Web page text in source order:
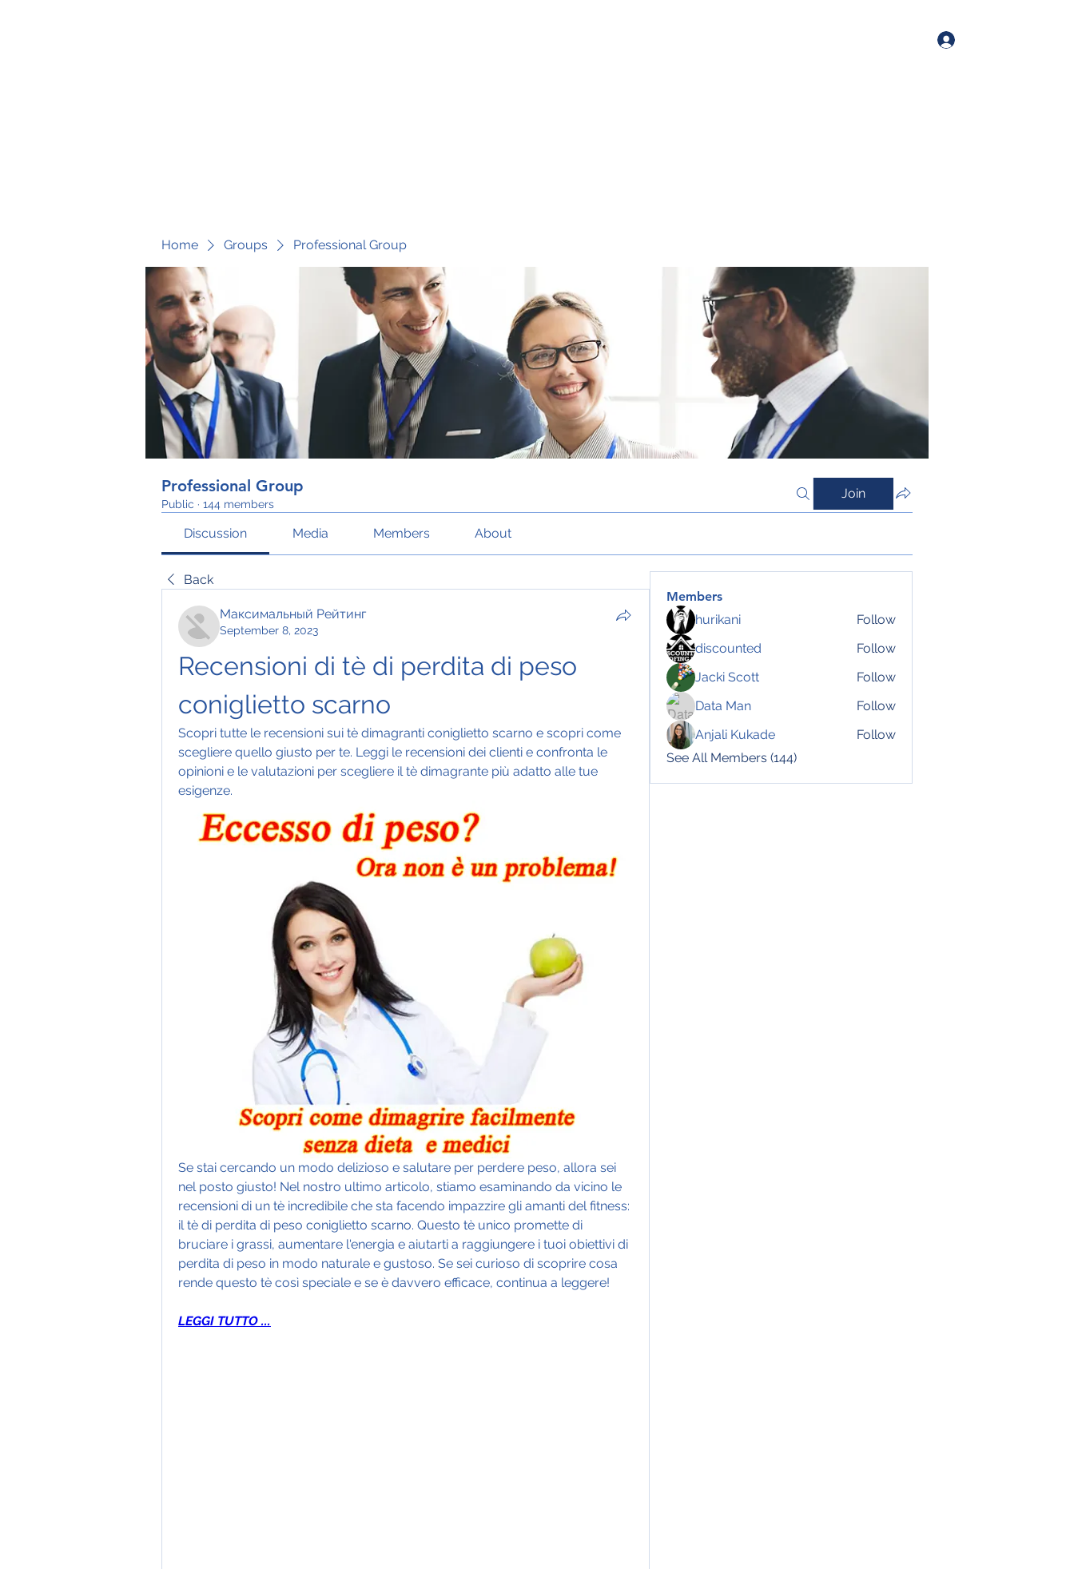
Home Groups Professional Group
Professional Group
Public · 144 members
Join
Discussion Media Members About
Back
Максимальный Рейтинг
September 8, 2023
Recensioni di tè di perdita di peso
coniglietto scarno
Scopri tutte le recensioni sui tè dimagranti coniglietto scarno e scopri come
scegliere quello giusto per te. Leggi le recensioni dei clienti e confronta le
opinioni e le valutazioni per scegliere il tè dimagrante più adatto alle tue
esigenze.
Se stai cercando un modo delizioso e salutare per perdere peso, allora sei
nel posto giusto! Nel nostro ultimo articolo, stiamo esaminando da vicino le
recensioni di un tè incredibile che sta facendo impazzire gli amanti del fitness:
il tè di perdita di peso coniglietto scarno. Questo tè unico promette di
bruciare i grassi, aumentare l'energia e aiutarti a raggiungere i tuoi obiettivi di
perdita di peso in modo naturale e gustoso. Se sei curioso di scoprire cosa
rende questo tè così speciale e se è davvero efficace, continua a leggere!
LEGGI TUTTO ...
Members
hurikani
Follow
discounted
Follow
Jacki Scott
Follow
Data Man
Follow
Anjali Kukade
Follow
See All Members (144)